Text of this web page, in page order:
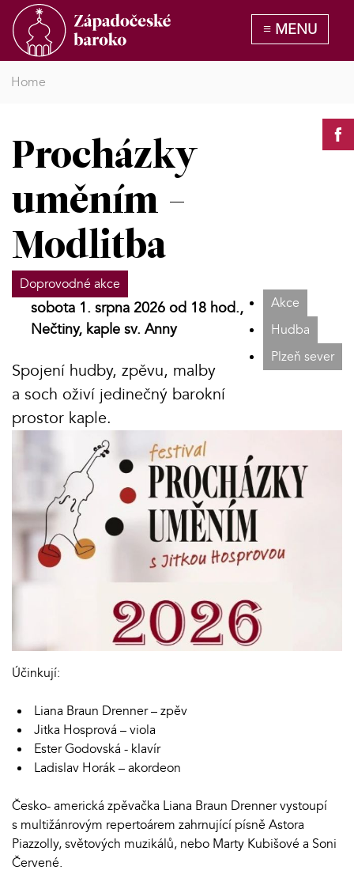
Home
Procházky
uměním -
Modlitba
Doprovodné akce
Akce
Hudba
Plzeň sever
sobota 1. srpna 2026 od 18 hod.,
Nečtiny, kaple sv. Anny
Spojení hudby, zpěvu, malby
a soch oživí jedinečný barokní
prostor kaple.
Účinkují:
Liana Braun Drenner – zpěv
Jitka Hosprová – viola
Ester Godovská - klavír
Ladislav Horák – akordeon
Česko- americká zpěvačka Liana Braun Drenner vystoupí
s multižánrovým repertoárem zahrnující písně Astora
Piazzolly, světových muzikálů, nebo Marty Kubišové a Soni
Červené.